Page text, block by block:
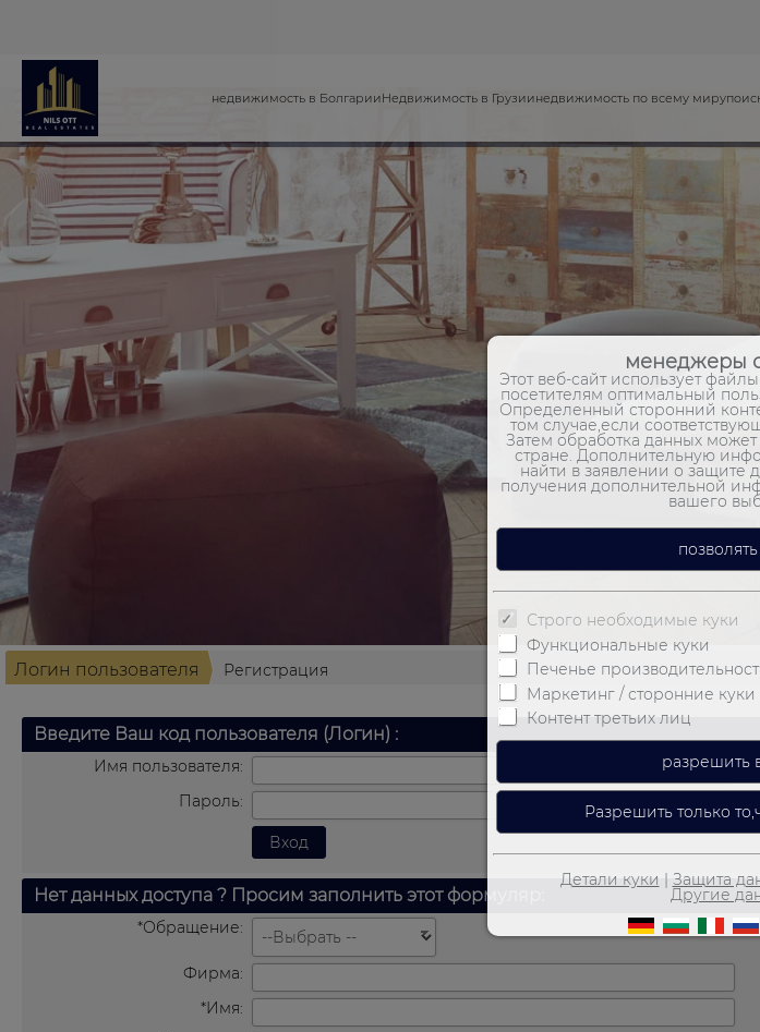
недвижимость в БолгарииНедвижимость в Грузиинедвижимость по всему миру
Логин пользователя Регистрация
Введите Ваш код пользователя (Логин) :
Имя пользователя:
Пароль:
Нет данных доступа ? Просим заполнить этот формуляр:
*Обращение:
Фирма:
*Имя:
менеджеры
Этот веб-сайт использует
посетителям оптимальный
Определенный сторонний
том случае,если
Затем обработка данных
стране. Дополнительную
найти в заявлении о защите
получения дополнительной
вашего
Строго необходимые куки
Функциональные куки
Печенье
Маркетинг / сторонние куки
Контент третьих лиц
Детали куки Защита
Другие